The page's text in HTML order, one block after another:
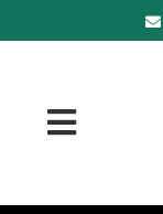
στο
Toggle